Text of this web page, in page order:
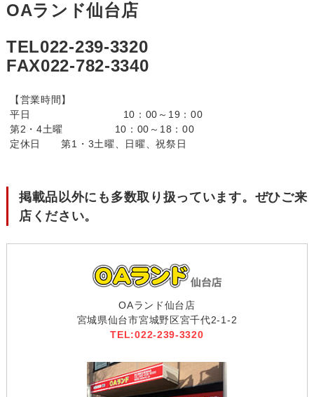
OAランド仙台店
TEL022-239-3320
FAX022-782-3340
【営業時間】
平日 10：00～19：00
第2・4土曜 10：00～18：00
定休日 第1・3土曜、日曜、祝祭日
掲載品以外にも多数取り扱っています。ぜひご来
店ください。
OAランド仙台店
宮城県仙台市宮城野区宮千代2-1-2
TEL:022-239-3320